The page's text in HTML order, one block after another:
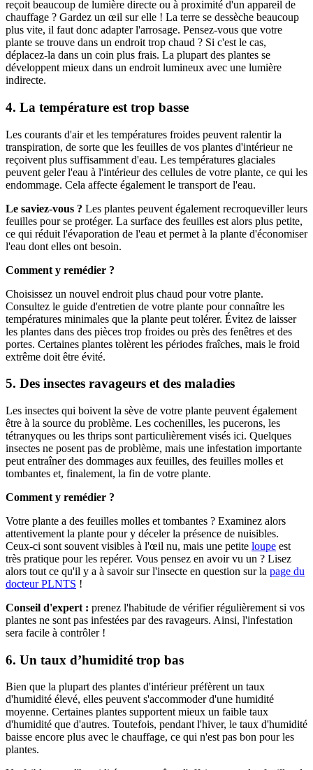
reçoit beaucoup de lumière directe ou à proximité d'un appareil de
chauffage ? Gardez un œil sur elle ! La terre se dessèche beaucoup
plus vite, il faut donc adapter l'arrosage. Pensez-vous que votre
plante se trouve dans un endroit trop chaud ? Si c'est le cas,
déplacez-la dans un coin plus frais. La plupart des plantes se
développent mieux dans un endroit lumineux avec une lumière
indirecte.
4. La température est trop basse
Les courants d'air et les températures froides peuvent ralentir la
transpiration, de sorte que les feuilles de vos plantes d'intérieur ne
reçoivent plus suffisamment d'eau. Les températures glaciales
peuvent geler l'eau à l'intérieur des cellules de votre plante, ce qui les
endommage. Cela affecte également le transport de l'eau.
Le saviez-vous ? Les plantes peuvent également recroqueviller leurs
feuilles pour se protéger. La surface des feuilles est alors plus petite,
ce qui réduit l'évaporation de l'eau et permet à la plante d'économiser
l'eau dont elles ont besoin.
Comment y remédier ?
Choisissez un nouvel endroit plus chaud pour votre plante.
Consultez le guide d'entretien de votre plante pour connaître les
températures minimales que la plante peut tolérer. Évitez de laisser
les plantes dans des pièces trop froides ou près des fenêtres et des
portes. Certaines plantes tolèrent les périodes fraîches, mais le froid
extrême doit être évité.
5. Des insectes ravageurs et des maladies
Les insectes qui boivent la sève de votre plante peuvent également
être à la source du problème. Les cochenilles, les pucerons, les
tétranyques ou les thrips sont particulièrement visés ici. Quelques
insectes ne posent pas de problème, mais une infestation importante
peut entraîner des dommages aux feuilles, des feuilles molles et
tombantes et, finalement, la fin de votre plante.
Comment y remédier ?
Votre plante a des feuilles molles et tombantes ? Examinez alors
attentivement la plante pour y déceler la présence de nuisibles.
Ceux-ci sont souvent visibles à l'œil nu, mais une petite loupe est
très pratique pour les repérer. Vous pensez en avoir vu un ? Lisez
alors tout ce qu'il y a à savoir sur l'insecte en question sur la page du
docteur PLNTS !
Conseil d'expert : prenez l'habitude de vérifier régulièrement si vos
plantes ne sont pas infestées par des ravageurs. Ainsi, l'infestation
sera facile à contrôler !
6. Un taux d’humidité trop bas
Bien que la plupart des plantes d'intérieur préfèrent un taux
d'humidité élevé, elles peuvent s'accommoder d'une humidité
moyenne. Certaines plantes supportent mieux un faible taux
d'humidité que d'autres. Toutefois, pendant l'hiver, le taux d'humidité
baisse encore plus avec le chauffage, ce qui n'est pas bon pour les
plantes.